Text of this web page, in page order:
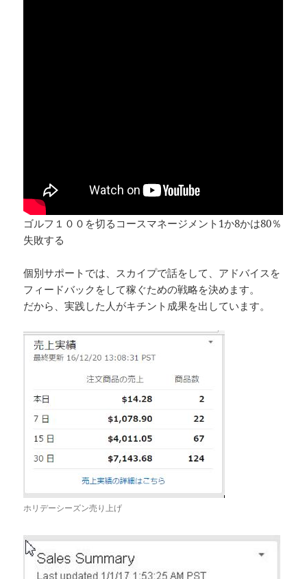
ゴルフ１００を切るコースマネージメント1か8かは80％
失敗する
個別サポートでは、スカイプで話をして、アドバイスを
フィードバックをして稼ぐための戦略を決めます。
だから、実践した人がキチント成果を出しています。
ホリデーシーズン売り上げ